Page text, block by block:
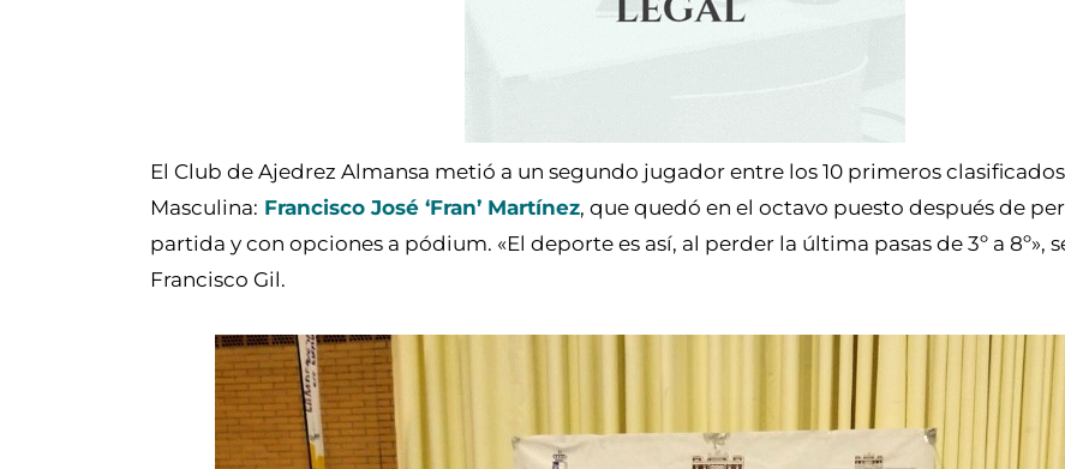
El Club de Ajedrez Almansa metió a un segundo jugador entre los 10 primeros
Masculina: Francisco José ‘Fran’ Martínez, que quedó en el octavo puesto después de
partida y con opciones a pódium. «El deporte es así, al perder la última pasas de 3º a 8º»,
Francisco Gil.